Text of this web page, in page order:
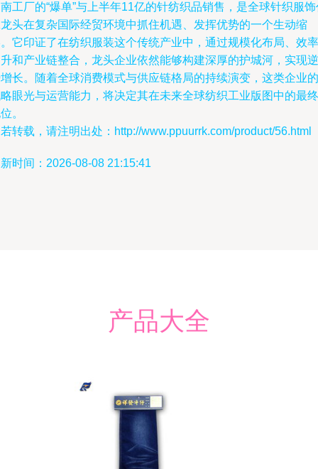
工厂的“爆单”与上半年11亿的针纺织品销售，是全球针织服
头在复杂国际经贸环境中抓住机遇、发挥优势的一个生动缩
它印证了在纺织服装这个传统产业中，通过规模化布局、效率
和产业链整合，龙头企业依然能够构建深厚的护城河，实现逆
长。随着全球消费模式与供应链格局的持续演变，这类企业的
眼光与运营能力，将决定其在未来全球纺织工业版图中的最终
。
转载，请注明出处：http://www.ppuurrk.com/product/56.html
时间：2026-08-08 21:15:41
产品大全